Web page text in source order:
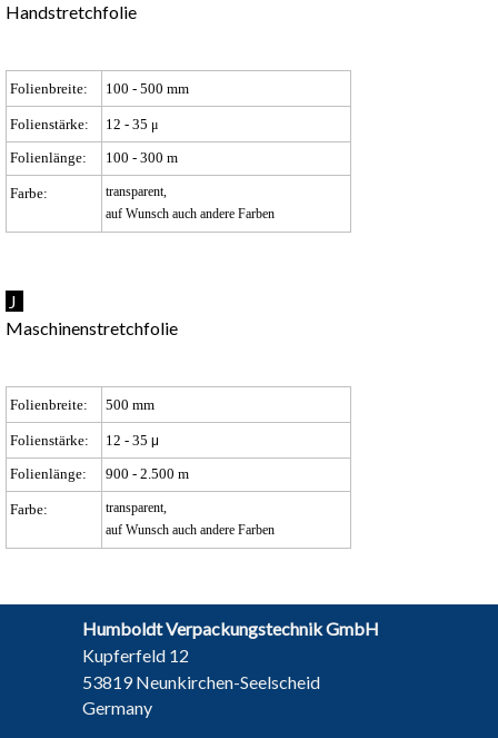
Handstretchfolie
Folienbreite: 100 - 500 mm
Folienstärke: 12 - 35 μ
Folienlänge: 100 - 300 m
Farbe:
transparent,
auf Wunsch auch andere Farben
J
Maschinenstretchfolie
Folienbreite: 500 mm
Folienstärke: 12 - 35 μ
Folienlänge: 900 - 2.500 m
Farbe:
transparent,
auf Wunsch auch andere Farben
Humboldt Verpackungstechnik GmbH
Kupferfeld 12
53819 Neunkirchen-Seelscheid
Germany